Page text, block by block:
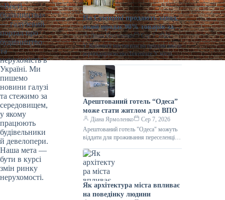
«Весті
будівництва»
— галузевий
портал про
будівництво
та
нерухомість в
Україні. Ми
пишемо
новини галузі
та стежимо за
середовищем,
у якому
працюють
будівельники
й девелопери.
Наша мета —
бути в курсі
змін ринку
нерухомості.
На Сумщині продають завод,
який продає 90% товарів за
кордон
Діана Ярмоленко
Сер 7, 2026
У Конотопі виставили на продаж діюче
агропідприємство/Inventure У місті
Конотоп Сумської області виставили
на продаж 100% корпоративних прав
діючого агропереробного
Арештований готель “Одеса”
може стати житлом для ВПО
Діана Ярмоленко
Сер 7, 2026
Арештований готель "Одеса" можуть
віддати для проживання переселенців /
може стати першим арештованим
об’єктом нерухомості,
Як архітектура міста впливає
на поведінку людини